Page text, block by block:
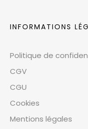
INFORMATIONS
Politique de
CGV
CGU
Cookies
Mentions légales